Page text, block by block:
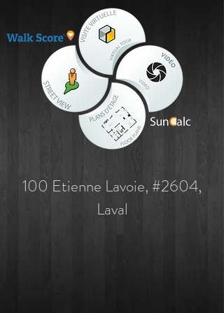
100 Etienne Lavoie, #2604,
Laval